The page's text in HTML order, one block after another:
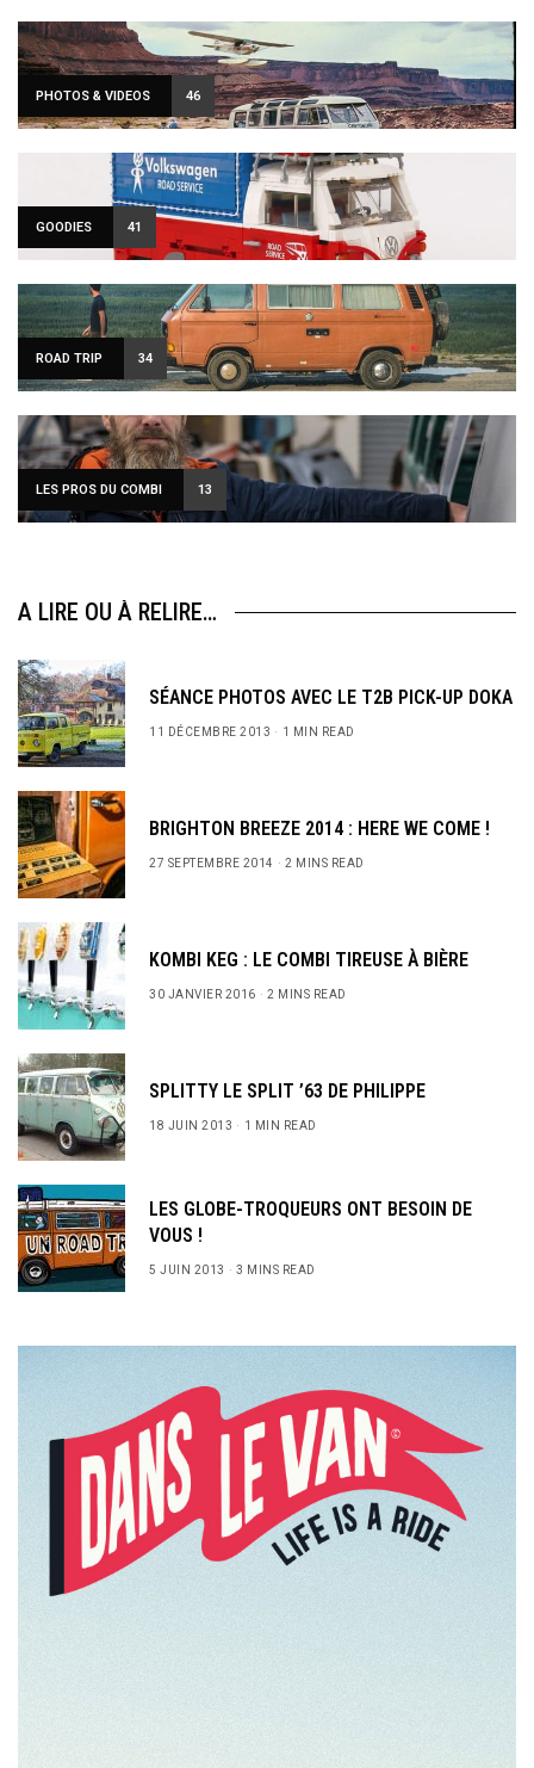
PHOTOS & VIDEOS 46
GOODIES 41
ROAD TRIP 34
LES PROS DU COMBI 13
A LIRE OU À RELIRE…
SÉANCE PHOTOS AVEC LE T2B PICK-UP DOKA
11 DÉCEMBRE 2013 1 MIN READ
BRIGHTON BREEZE 2014 : HERE WE COME !
27 SEPTEMBRE 2014 2 MINS READ
KOMBI KEG : LE COMBI TIREUSE À BIÈRE
30 JANVIER 2016 2 MINS READ
SPLITTY LE SPLIT ’63 DE PHILIPPE
18 JUIN 2013 1 MIN READ
LES GLOBE-TROQUEURS ONT BESOIN DE
VOUS !
5 JUIN 2013 3 MINS READ